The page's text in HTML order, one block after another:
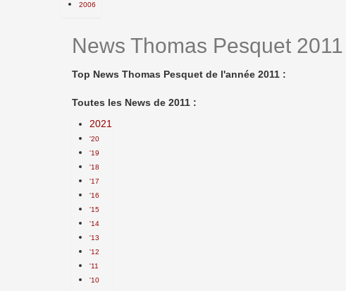
2006
News Thomas Pesquet 2011
Top News Thomas Pesquet de l'année 2011 :
Toutes les News de 2011 :
2021
'20
'19
'18
'17
'16
'15
'14
'13
'12
'11
'10